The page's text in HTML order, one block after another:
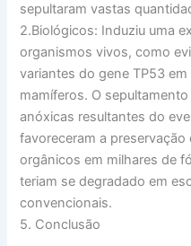
sepultaram vastas
2.Biológicos: Induziu uma
organismos vivos, como
variantes do gene TP53
mamíferos. O
anóxicas resultantes do
favoreceram a
orgânicos em milhares de
teriam se degradado em
convencionais.
5. Conclusão